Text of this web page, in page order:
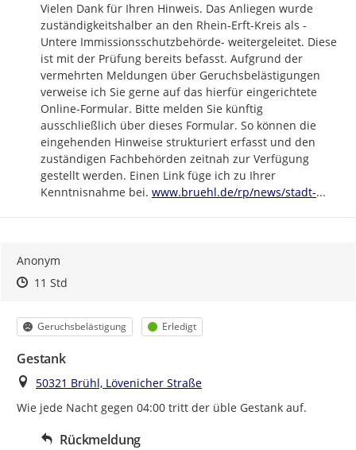
Vielen Dank für Ihren Hinweis. Das Anliegen wurde
zuständigkeitshalber an den Rhein-Erft-Kreis als -
Untere Immissionsschutzbehörde- weitergeleitet. Diese
ist mit der Prüfung bereits befasst. Aufgrund der
vermehrten Meldungen über Geruchsbelästigungen
verweise ich Sie gerne auf das hierfür eingerichtete
Online-Formular. Bitte melden Sie künftig
ausschließlich über dieses Formular. So können die
eingehenden Hinweise strukturiert erfasst und den
zuständigen Fachbehörden zeitnah zur Verfügung
gestellt werden. Einen Link füge ich zu Ihrer
Kenntnisnahme bei. https://
www.bruehl.de/rp/news/stadt-...
Anonym
Zeitpunkt des Erstellens
Zeitpunkt des Erstellens
11 StdZur Äußerung
Kategorie
Geruchsbelästigung Status
Erledigt
Gestank
Ort
50321 Brühl, Lövenicher Straße
Wie jede Nacht gegen 04:00 tritt der üble Gestank auf.
Rückmeldung